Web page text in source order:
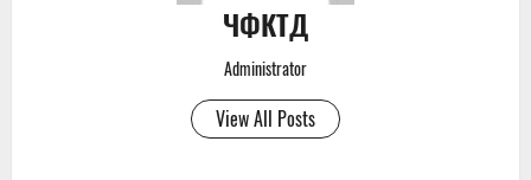
ЧФКТД
Administrator
View All Posts